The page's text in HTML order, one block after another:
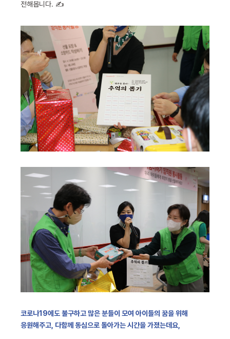
전해봅니다. ✍️
코로나19에도 불구하고 많은 분들이 모여 아이들의 꿈을 위해
응원해주고, 다함께 동심으로 돌아가는 시간을 가졌는데요,